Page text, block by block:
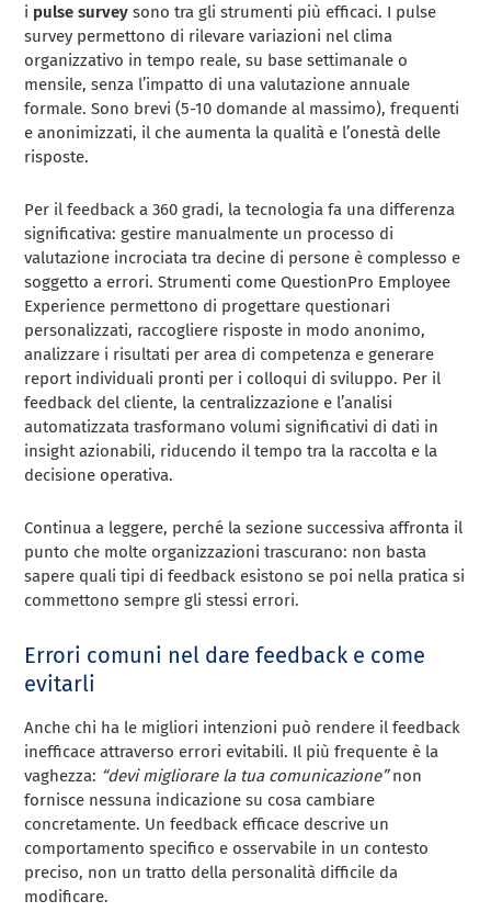
i pulse survey sono tra gli strumenti più efficaci. I pulse
survey permettono di rilevare variazioni nel clima
organizzativo in tempo reale, su base settimanale o
mensile, senza l’impatto di una valutazione annuale
formale. Sono brevi (5-10 domande al massimo), frequenti
e anonimizzati, il che aumenta la qualità e l’onestà delle
risposte.
Per il feedback a 360 gradi, la tecnologia fa una differenza
significativa: gestire manualmente un processo di
valutazione incrociata tra decine di persone è complesso e
soggetto a errori. Strumenti come QuestionPro Employee
Experience permettono di progettare questionari
personalizzati, raccogliere risposte in modo anonimo,
analizzare i risultati per area di competenza e generare
report individuali pronti per i colloqui di sviluppo. Per il
feedback del cliente, la centralizzazione e l’analisi
automatizzata trasformano volumi significativi di dati in
insight azionabili, riducendo il tempo tra la raccolta e la
decisione operativa.
Continua a leggere, perché la sezione successiva affronta il
punto che molte organizzazioni trascurano: non basta
sapere quali tipi di feedback esistono se poi nella pratica si
commettono sempre gli stessi errori.
Errori comuni nel dare feedback e come
evitarli
Anche chi ha le migliori intenzioni può rendere il feedback
inefficace attraverso errori evitabili. Il più frequente è la
vaghezza: “devi migliorare la tua comunicazione”non
fornisce nessuna indicazione su cosa cambiare
concretamente. Un feedback efficace descrive un
comportamento specifico e osservabile in un contesto
preciso, non un tratto della personalità difficile da
modificare.